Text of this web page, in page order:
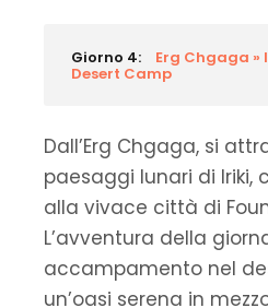
Giorno 4: Erg Chgaga »
Desert Camp
Dall’Erg Chgaga, si
paesaggi lunari di Iriki,
alla vivace città di
L’avventura della
accampamento nel
un’oasi serena in